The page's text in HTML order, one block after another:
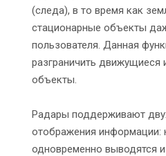
(следа), в то время как
стационарные объекты
пользователя. Данная
разграничить движущиеся
объекты.
Радары поддерживают
отображения информации:
одновременно выводятся